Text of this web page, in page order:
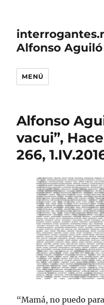
Alfonso Aguiló
MENÚ
Alfonso
vacui”,
266,
“Mamá, no puedo